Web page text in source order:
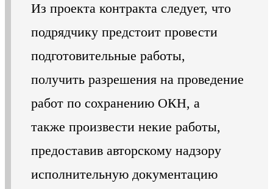
Из проекта контракта следует, что
подрядчику предстоит провести
подготовительные работы,
получить разрешения на проведение
работ по сохранению ОКН, а
также произвести некие работы,
предоставив авторскому надзору
исполнительную документацию